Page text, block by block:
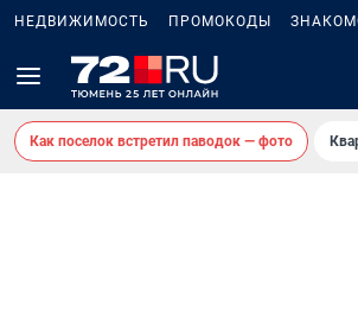
НЕДВИЖИМОСТЬ ПРОМОКОДЫ
Как поселок встретил паводок — фото